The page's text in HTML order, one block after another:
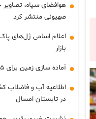
هوافضای سپاه، تصاویر
صهیونی منتشر کرد
اعلام اسامی ژل‌های
بازار
آماده سازی زمین برای ۴۵ هزار واحد مسکن محرومان
اطلاعیه آب و
در تابستان امسال